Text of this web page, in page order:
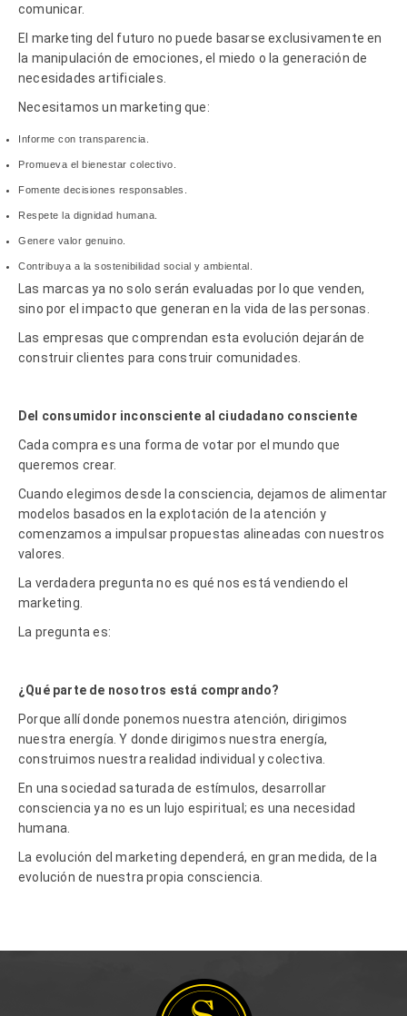
comunicar.
El marketing del futuro no puede basarse exclusivamente en
la manipulación de emociones, el miedo o la generación de
necesidades artificiales.
Necesitamos un marketing que:
Informe con transparencia.
Promueva el bienestar colectivo.
Fomente decisiones responsables.
Respete la dignidad humana.
Genere valor genuino.
Contribuya a la sostenibilidad social y ambiental.
Las marcas ya no solo serán evaluadas por lo que venden,
sino por el impacto que generan en la vida de las personas.
Las empresas que comprendan esta evolución dejarán de
construir clientes para construir comunidades.
Del consumidor inconsciente al ciudadano consciente
Cada compra es una forma de votar por el mundo que
queremos crear.
Cuando elegimos desde la consciencia, dejamos de alimentar
modelos basados en la explotación de la atención y
comenzamos a impulsar propuestas alineadas con nuestros
valores.
La verdadera pregunta no es quénos estávendiendo el
marketing.
La pregunta es:
¿Qué parte de nosotros está comprando?
Porque allí donde ponemos nuestra atención, dirigimos
nuestra energía. Y donde dirigimos nuestra energía,
construimos nuestra realidad individual y colectiva.
En una sociedad saturada de estímulos, desarrollar
consciencia ya no es un lujo espiritual; es una necesidad
humana.
La evolución del marketing dependerá, en gran medida, de la
evolución de nuestra propia consciencia.